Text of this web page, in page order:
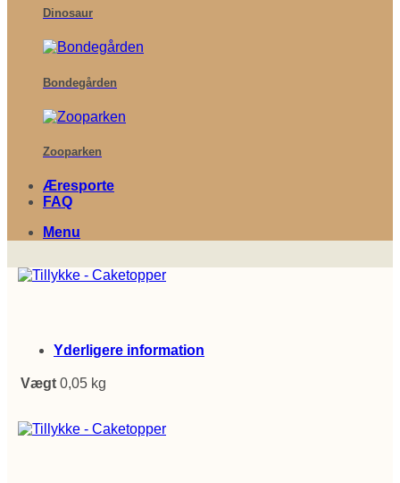
Dinosaur
Bondegården
Zooparken
Æresporte
FAQ
Menu
Yderligere information
Vægt 0,05 kg